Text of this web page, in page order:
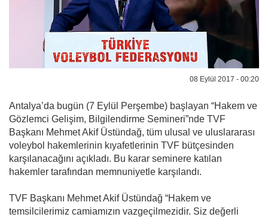
08 Eylül 2017 - 00:20
Antalya’da bugün (7 Eylül Perşembe) başlayan “Hakem ve
Gözlemci Gelişim, Bilgilendirme Semineri”nde TVF
Başkanı Mehmet Akif Üstündağ, tüm ulusal ve uluslararası
voleybol hakemlerinin kıyafetlerinin TVF bütçesinden
karşılanacağını açıkladı. Bu karar seminere katılan
hakemler tarafından memnuniyetle karşılandı.
TVF Başkanı Mehmet Akif Üstündağ “Hakem ve
temsilcilerimiz camiamızın vazgeçilmezidir. Siz değerli